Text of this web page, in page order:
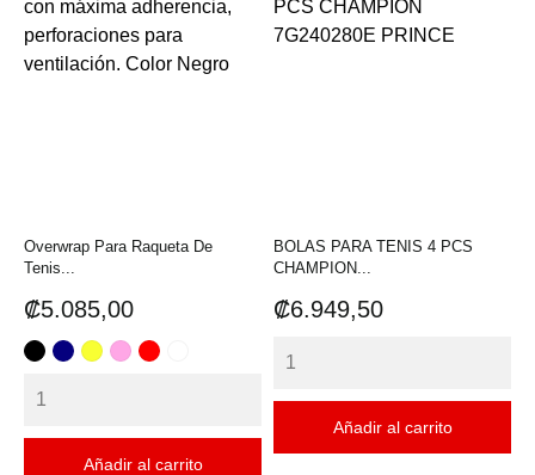
Overwrap Para Raqueta De
Tenis...
Precio
₡5.085,00
NEGRO
AZULAMARILLO
ROSADO
ROJO
Añadir al carrito
BOLAS PARA TENIS 4 PCS
CHAMPION...
Precio
₡6.949,50
Añadir al carrito